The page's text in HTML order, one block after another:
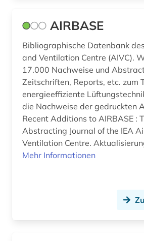
briefsammlung (1)
brücke (1)
brückenbau (1)
bundeswasserstraße (1)
bunker (2)
burg (1)
bühnenbild (1)
chemie (16)
AIRBASE
Bibliographische Datenbank
and Ventilation Centre (AIVC).
17.000 Nachweise und
Zeitschriften, Reports, etc. zum
energieeffiziente
die Nachweise der gedruckten
Recent Additions to AIRBASE :
Abstracting Journal of the IEA
Ventilation Centre.
Mehr Informationen